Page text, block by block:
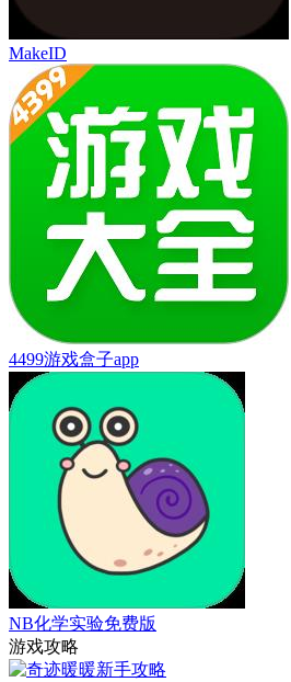
MakeID
4499游戏盒子app
NB化学实验免费版
游戏攻略